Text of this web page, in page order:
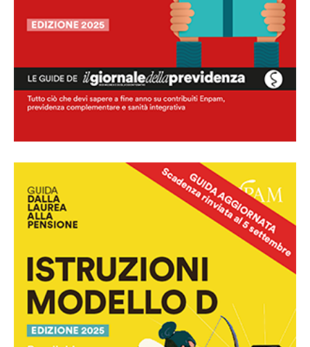
Istruzioni modello D